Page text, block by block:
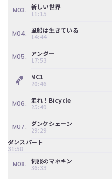
M03.
新しい世界
11:15
M04.
風船は生きている
14:44
M05.
アンダー
17:53
MC1
20:46
M06. 走れ！Bicycle
25:49
M07. ダンケシェーン
29:29
ダンスパート
31:58
M08.
制服のマネキン
36:33